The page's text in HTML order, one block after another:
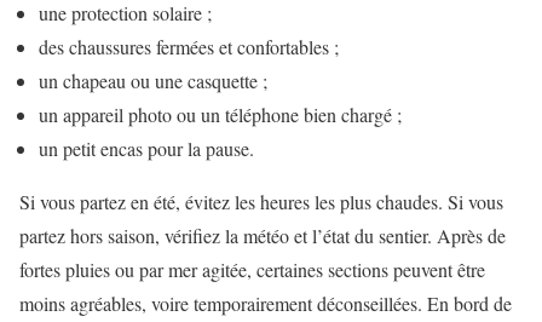
une protection solaire ;
des chaussures fermées et confortables ;
un chapeau ou une casquette ;
un appareil photo ou un téléphone bien chargé ;
un petit encas pour la pause.
Si vous partez en été, évitez les heures les plus chaudes. Si vous
partez hors saison, vérifiez la météo et l’état du sentier. Après de
fortes pluies ou par mer agitée, certaines sections peuvent être
moins agréables, voire temporairement déconseillées. En bord de